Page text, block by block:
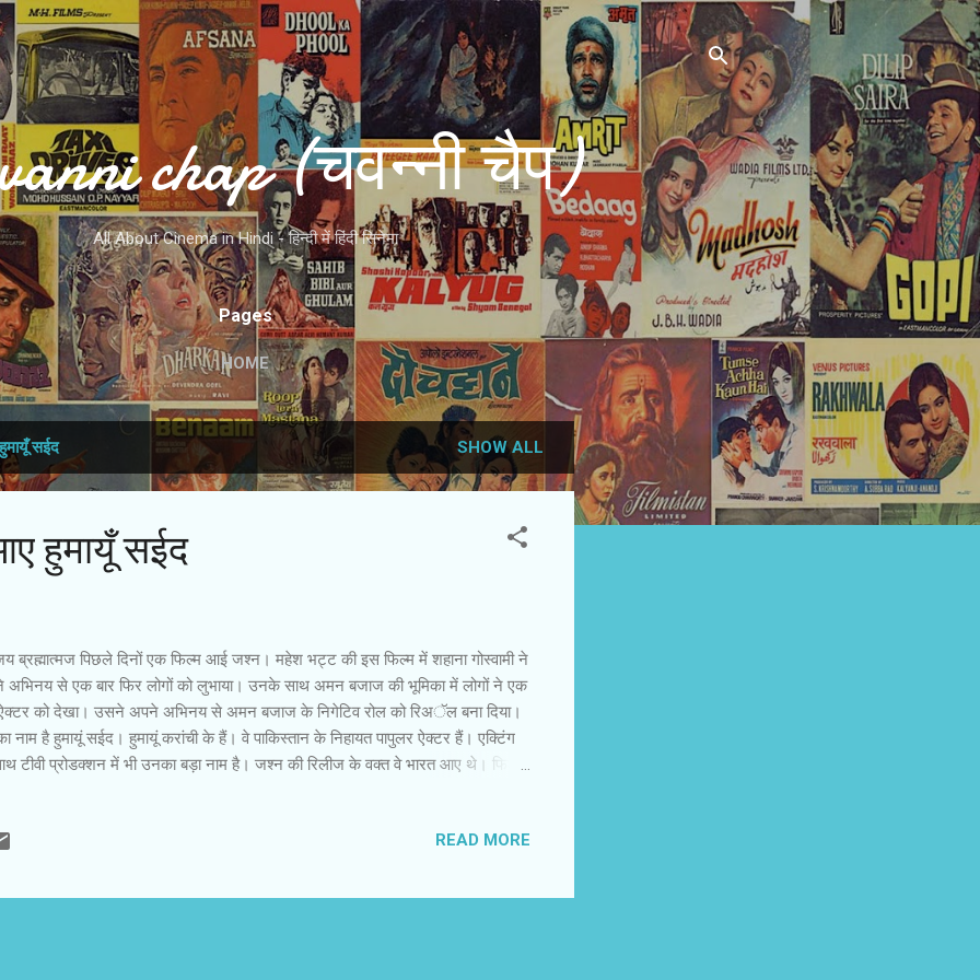
Skip to main content
chap (चवन्नी चैप)
All About Cinema in Hindi - हिन्दी में हिंदी सिनेमा
Pages
HOME
हुमायूँ सईद SHOW ALL
हुमायूँ सईद
ब्रह्मात्मज पिछले दिनों एक फिल्म आई जश्न। महेश भट्ट की इस फिल्म में शहाना गोस्वामी ने
अभिनय से एक बार फिर लोगों को लुभाया। उनके साथ अमन बजाज की भूमिका में लोगों ने एक
को देखा। उसने अपने अभिनय से अमन बजाज के निगेटिव रोल को रिअॅल बना दिया।
नाम है हुमायूं सईद। हुमायूं करांची के हैं। वे पाकिस्तान के निहायत पापुलर ऐक्टर हैं। एक्टिंग
टीवी प्रोडक्शन में भी उनका बड़ा नाम है। जश्न की रिलीज के वक्त वे भारत आए थे। फिल्म
हुमायूं के लिए यह खास मौका था, जब भारतीय मीडिया ने उनके काम की तारीफ की। इस तारीफ
हैं। उन्होंने जब जश्न के लिए महेश भट्ट को हां कहा, तो पाकिस्तानी अखबारों में यह
READ MORE